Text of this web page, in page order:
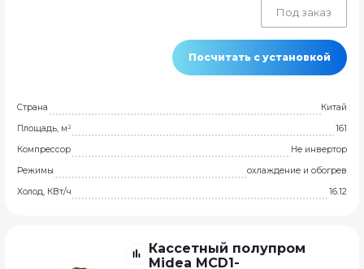
Под заказ
Посчитать с установкой
Страна
Китай
Площадь, м²
161
Компрессор
Не инвертор
Режимы
охлаждение и обогрев
Холод, КВт/ч
16.12
Кассетный полупром
Midea MCD1-